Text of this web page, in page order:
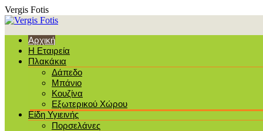
Vergis Fotis
Αρχική
Η Εταιρεία
Πλακάκια
Δάπεδο
Μπάνιο
Κουζίνα
Εξωτερικού Χώρου
Είδη Υγιεινής
Πορσελάνες